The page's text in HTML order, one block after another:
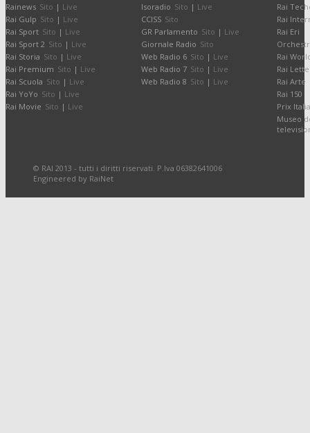
Rainews Sito | Live
Rai Gulp Sito | Live
Rai Sport Sito | Live
Rai Sport 2 Sito | Live
Rai Storia Sito | Live
Rai Premium Sito | Live
Rai Scuola Sito | Live
Rai YoYo Sito | Live
Rai Movie Sito | Live
Isoradio Sito | Live
CCISS Sito
GR Parlamento Sito | Live
Giornale Radio Sito
Web Radio 6 Sito | Live
Web Radio 7 Sito | Live
Web Radio 8 Sito | Live
Rai
Rai
Rai Eri
Rai
Rai
Rai Arte
Rai 150
Prix Italia
Museo
© RAI 2013 - tutti i diritti riservati. P.Iva 06382641006
Engineered by RaiNet